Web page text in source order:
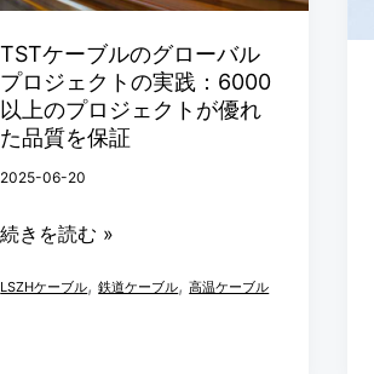
TSTケーブルのグローバル
プロジェクトの実践：6000
以上のプロジェクトが優れ
た品質を保証
2025-06-20
グ
ロ
ー
バ
ル
プ
ロ
ェ
続きを読む »
LSZHケーブル,鉄道ケーブル,高温ケーブル